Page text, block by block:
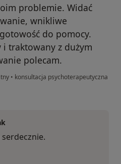
problemie. Widać
wnikliwe
do pomocy.
i traktowany z dużym
polecam.
• konsultacja psychoterapeutyczna